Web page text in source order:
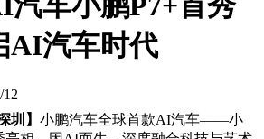
AI汽车时代
12
圳】 小鹏汽车全球首款AI汽车——小